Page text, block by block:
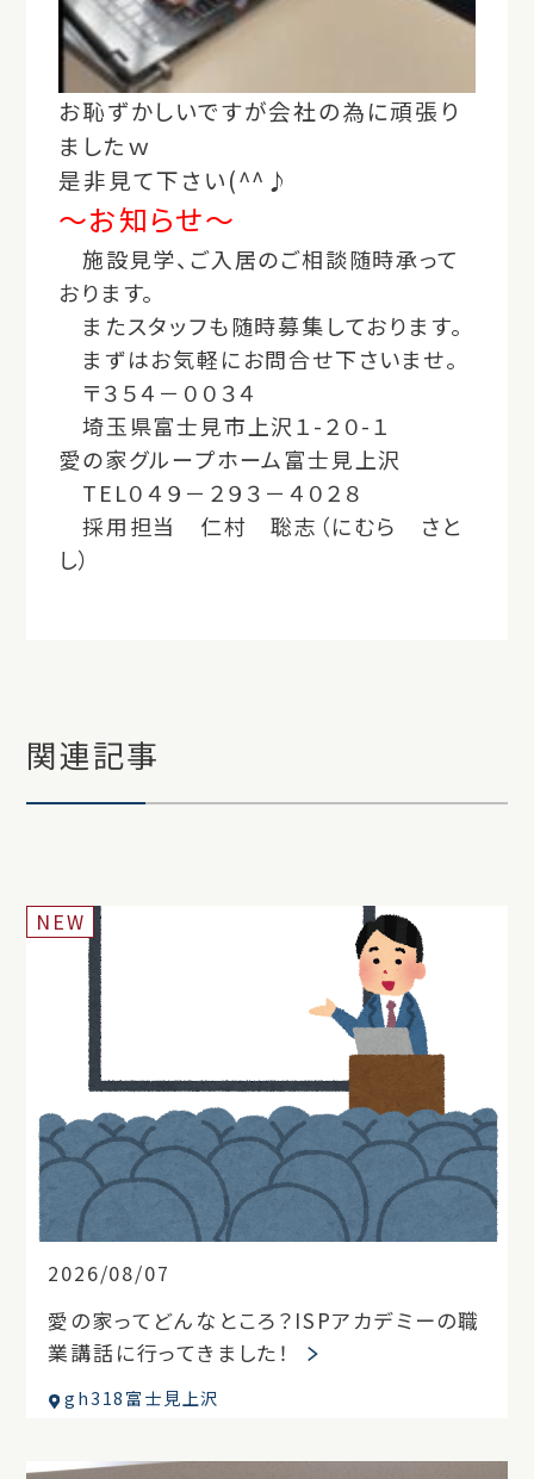
お恥ずかしいですが会社の為に頑張り
ましたｗ
是非見て下さい(^^♪
～お知らせ～
施設見学、ご入居のご相談随時承って
おります。
またスタッフも随時募集しております。
まずはお気軽にお問合せ下さいませ。
〒３５４－００３４
埼玉県富士見市上沢１-２０-１
愛の家グループホーム富士見上沢
TEL０４９－２９３－４０２８
採用担当 仁村 聡志（にむら さと
し）
関連記事
2026/08/07
NEW
愛の家ってどんなところ？ISPアカデミーの職
業講話に行ってきました！
gh318富士見上沢